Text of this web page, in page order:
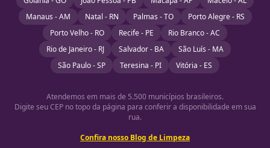
Manaus - AM
Natal - RN Palmas - TO
Porto Alegre - RS
Porto Velho - RO
Recife - PE
Rio Branco - AC
Rio de Janeiro - RJ
Salvador - BA
São Luís - MA
São Paulo - SP
Teresina - PI Vitória - ES
Atendemos em mais de 5.500 municípios brasileiros.
Digite seu CEP no topo da página para conferir a disponibilidade em sua
rua.
Confira nosso Blog de Limpeza